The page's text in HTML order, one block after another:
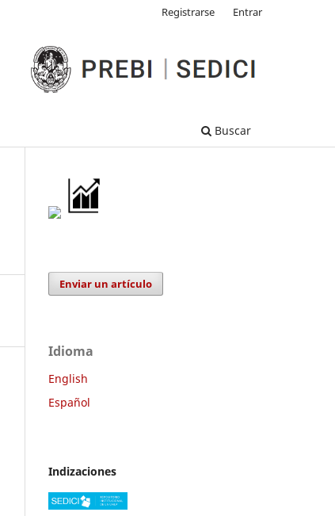
Buscar
Registrarse Entrar
Enviar un artículo
Idioma
English
Español
Indizaciones